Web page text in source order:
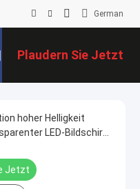
German
Plaudern Sie Jetzt
hoher Helligkeit
LED-Bildschirm
Jetzt